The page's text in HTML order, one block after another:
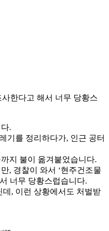
사한다고 해서 너무 당황스
.
기를 정리하다가, 인근 공터
지 불이 옮겨붙었습니다.
, 경찰이 와서 ‘현주건조물
너무 당황스럽습니다.
, 이런 상황에서도 처벌받